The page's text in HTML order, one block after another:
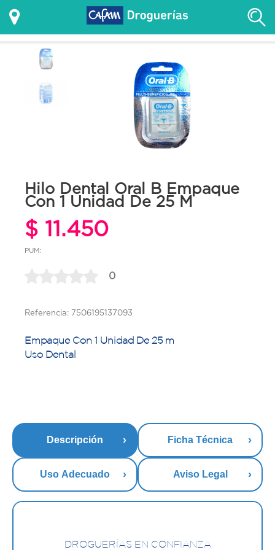
Hilo Dental Oral B Empaque
Con 1 Unidad De 25 M
$ 11.450
PUM:
0
Referencia: 7506195137093
Empaque Con 1 Unidad De 25 m
Uso Dental
Descripción Ficha Técnica
Uso Adecuado Aviso Legal
DROGUERÍAS EN CONFIANZA